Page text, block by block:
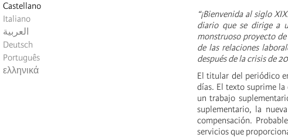
Castellano
Italiano
العربية
Deutsch
Português
ελληνικά
“¡Bienvenida al siglo
diario que se dirige a
monstruoso proyecto
de las relaciones
después de la crisis de
El titular del periódico
días. El texto suprime
un trabajo
suplementario, la
compensación.
servicios que